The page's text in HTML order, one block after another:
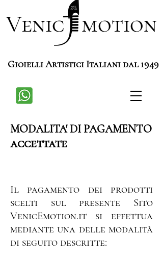
Venic motion
Gioielli Artistici Italiani dal 1949
MODALITA' DI PAGAMENTO
accettate
Il pagamento dei prodotti
scelti sul presente Sito
VenicEmotion.it si effettua
mediante una delle modalità
di seguito descritte: